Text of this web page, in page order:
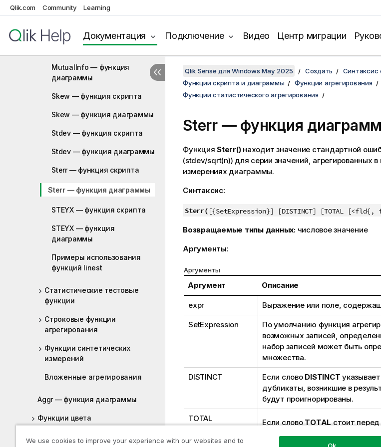
Qlik.com Community Learning
Документация Подключение Видео Центр миграции
Median — функция
MutualInfo — функция
диаграммы
Skew — функция скрипта
Skew — функция диаграммы
Stdev — функция скрипта
Stdev — функция диаграммы
Sterr — функция скрипта
Sterr — функция диаграммы
STEYX — функция скрипта
STEYX — функция
диаграммы
Примеры использования
функций linest
Статистические тестовые
функции
Строковые функции
агрегирования
Функции синтетических
измерений
Вложенные агрегирования
Aggr — функция диаграммы
Функции цвета
Qlik Sense для Windows May 2025 Создать
Синтаксис
Функции скрипта и диаграммы
Функции агрегирования
Функции статистического агрегирования
Sterr— функция
Функция Sterr()находит значение стандартной
(stdev/sqrt(n)) для серии значений, агрегированных
измерениях диаграммы.
Синтаксис:
Sterr( [{SetExpression}] [DISTINCT] [TOTAL
Возвращаемые типы данных: числовое значение
Аргументы:
Аргументы
Аргумент Описание
expr Выражение или поле,
SetExpression
По умолчанию функция
возможных записей,
набор записей может быть
множества.
DISTINCT Если слово DISTINCT
дубликаты, возникшие в
будут проигнорированы.
TOTAL Если словоTOTALстоит перед
вычисление выполняется по
указанным в текущих
We use cookies to improve your experience with our websites and to